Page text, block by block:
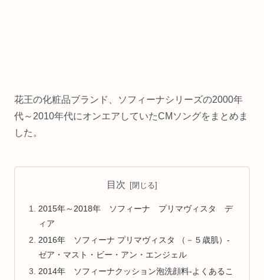
花王の化粧品ブランド、ソフィーナシリーズの2000年
代～2010年代にオンエアしていたCMソングをまとめま
した。
目次
2015年～2018年 ソフィーナ プリマヴィスタ デ
ィア
2016年 ソフィーナ プリマヴィスタ （－５歳肌）-
ゼア・マスト・ビー・アン・エンジェル
2014年 ソフィーナクッション泡洗顔料-よくあるこ